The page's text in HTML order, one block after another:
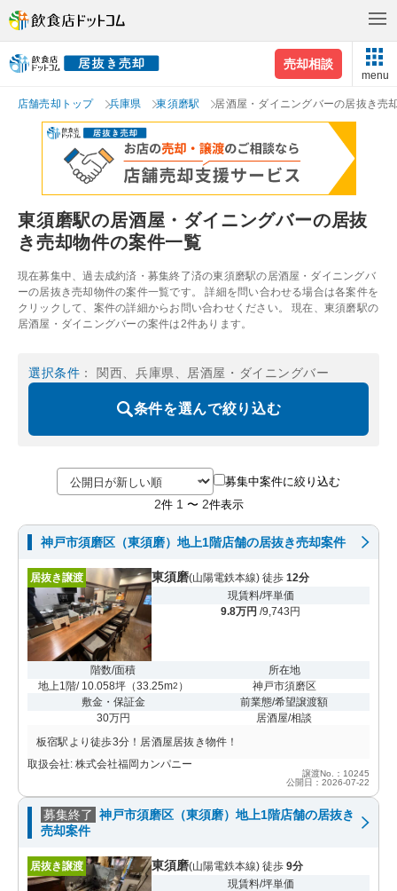
売却相談
menu
店舗売却トップ 兵庫県 東須磨駅 居酒屋・ダイニングバーの居抜き売
東須磨駅の居酒屋・ダイニングバーの居抜
き売却物件の案件一覧
現在募集中、過去成約済・募集終了済の東須磨駅の居酒屋・ダイニングバ
ーの居抜き売却物件の案件一覧です。 詳細を問い合わせる場合は各案件を
クリックして、案件の詳細からお問い合わせください。 現在、東須磨駅の
居酒屋・ダイニングバーの案件は2件あります。
選択条件 ： 関西、兵庫県、居酒屋・ダイニングバー
条件を選んで絞り込む
募集中案件に絞り込む
2件 1 〜 2件表示
神戸市須磨区（東須磨）地上1階店舗の居抜き売却案件
居抜き譲渡 東須磨(山陽電鉄本線) 徒歩 12分
現賃料/坪単価
9.8万円 /9,743円
階数/面積
地上1階/ 10.058坪（33.25m2 ）
所在地
神戸市須磨区
敷金・保証金
30万円
前業態/希望譲渡額
居酒屋/相談
板宿駅より徒歩3分！居酒屋居抜き物件！
取扱会社: 株式会社福岡カンパニー
譲渡No.：10245
公開日：2026-07-22
募集終了 神戸市須磨区（東須磨）地上1階店舗の居抜き
売却案件
居抜き譲渡 東須磨(山陽電鉄本線) 徒歩 9分
現賃料/坪単価